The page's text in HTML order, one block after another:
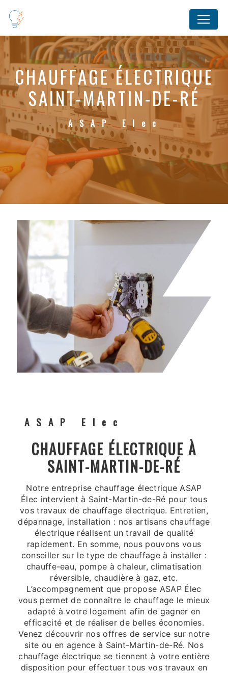
CHAUFFAGE ÉLECTRIQUE
SAINT-MARTIN-DE-RÉ
ASAP Elec
ASAP Elec
CHAUFFAGE ÉLECTRIQUE À
SAINT-MARTIN-DE-RÉ
Notre entreprise chauffage électrique ASAP
Élec intervient à Saint-Martin-de-Ré pour tous
vos travaux de chauffage électrique. Entretien,
dépannage, installation : nos artisans chauffage
électrique réalisent un travail de qualité
rapidement. En somme, nous pouvons vous
conseiller sur le type de chauffage à installer :
chauffe-eau, pompe à chaleur, climatisation
réversible, chaudière à gaz, etc.
L’accompagnement que propose ASAP Élec
vous permet de connaître le chauffage le mieux
adapté à votre logement afin de gagner en
efficacité et de réaliser de belles économies.
Venez découvrir nos offres de service sur notre
site ou en agence à Saint-Martin-de-Ré. Nos
chauffage électrique se tiennent à votre entière
disposition pour effectuer tous vos travaux en